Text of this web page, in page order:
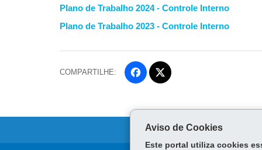
Plano de Trabalho 2024 - Controle Interno
Plano de Trabalho 2023 - Controle Interno
COMPARTILHE:
Fa
ce
itt
er
Aviso de Cookies
Este portal utiliza cookies